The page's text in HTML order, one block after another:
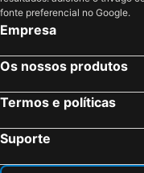
Rijswijk, Holanda Meridional
Maastricht, Limburgo
fonte preferencial no Google.
Empresa
Os nossos produtos
Termos e políticas
Suporte